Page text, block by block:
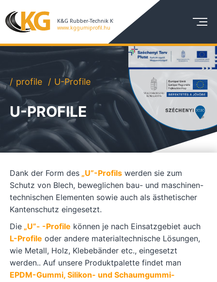
profile U-Profile
U-PROFILE
Dank der Form des „U”-Profils werden sie zum
Schutz von Blech, beweglichen bau- und maschinen-
technischen Elementen sowie auch als ästhetischer
Kantenschutz eingesetzt.
Die „U”- -Profile können je nach Einsatzgebiet auch
L-Profile oder andere materialtechnische Lösungen,
wie Metall, Holz, Klebebänder etc., eingesetzt
werden.. Auf unsere Produktpalette findet man
EPDM-Gummi, Silikon- und Schaumgummi-